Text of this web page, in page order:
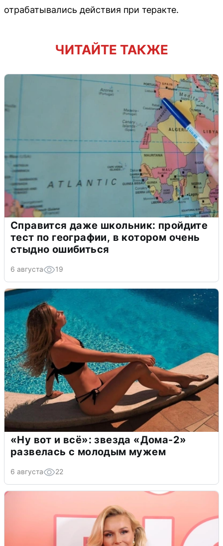
отрабатывались действия при теракте.
ЧИТАЙТЕ ТАКЖЕ
Справится даже школьник: пройдите
тест по географии, в котором очень
стыдно ошибиться
6 августа 19
«Ну вот и всё»: звезда «Дома-2»
развелась с молодым мужем
6 августа 22